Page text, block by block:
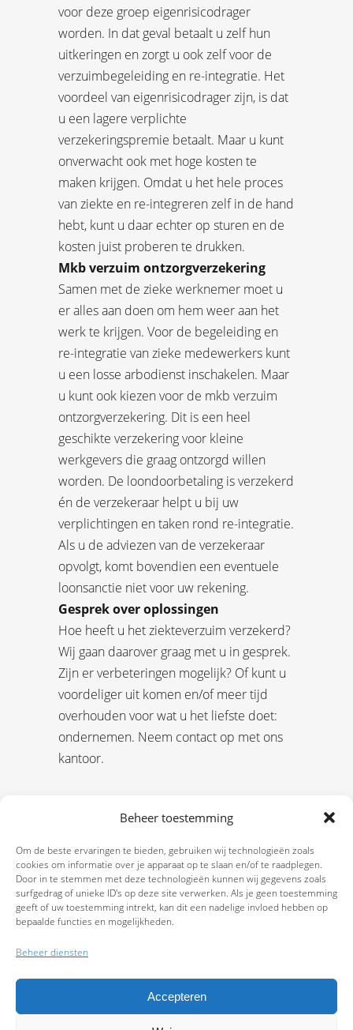
Beheer toestemming
Om de beste ervaringen te bieden, gebruiken wij technologieën zoals
cookies om informatie over je apparaat op te slaan en/of te raadplegen.
Door in te stemmen met deze technologieën kunnen wij gegevens zoals
surfgedrag of unieke ID's op deze site verwerken. Als je geen toestemming
geeft of uw toestemming intrekt, kan dit een nadelige invloed hebben op
bepaalde functies en mogelijkheden.
Beheer diensten
Accepteren
voor deze groep eigenrisicodrager
worden. In dat geval betaalt u zelf hun
uitkeringen en zorgt u ook zelf voor de
verzuimbegeleiding en re-integratie. Het
voordeel van eigenrisicodrager zijn, is dat
u een lagere verplichte
verzekeringspremie betaalt. Maar u kunt
onverwacht ook met hoge kosten te
maken krijgen. Omdat u het hele proces
van ziekte en re-integreren zelf in de hand
hebt, kunt u daar echter op sturen en de
kosten juist proberen te drukken.
Mkb verzuim ontzorgverzekering
Samen met de zieke werknemer moet u
er alles aan doen om hem weer aan het
werk te krijgen. Voor de begeleiding en
re-integratie van zieke medewerkers kunt
u een losse arbodienst inschakelen. Maar
u kunt ook kiezen voor de mkb verzuim
ontzorgverzekering. Dit is een heel
geschikte verzekering voor kleine
werkgevers die graag ontzorgd willen
worden. De loondoorbetaling is verzekerd
én de verzekeraar helpt u bij uw
verplichtingen en taken rond re-integratie.
Als u de adviezen van de verzekeraar
opvolgt, komt bovendien een eventuele
loonsanctie niet voor uw rekening.
Gesprek over oplossingen
Hoe heeft u het ziekteverzuim verzekerd?
Wij gaan daarover graag met u in gesprek.
Zijn er verbeteringen mogelijk? Of kunt u
voordeliger uit komen en/of meer tijd
overhouden voor wat u het liefste doet:
ondernemen. Neem contact op met ons
kantoor.